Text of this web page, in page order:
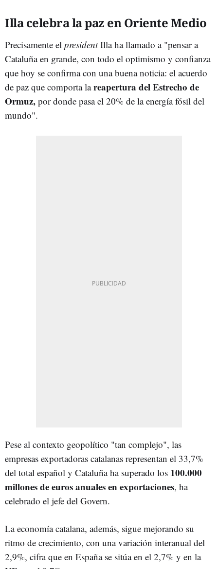
Illa celebra la paz en Oriente Medio
Precisamente el presidentIlla ha llamado a "pensar a
Cataluña en grande, con todo el optimismo y confianza
que hoy se confirma con una buena noticia: el acuerdo
de paz que comporta lareapertura del Estrecho de
Ormuz, por donde pasa el 20% de la energía fósil del
mundo".
Pese al contexto geopolítico "tan complejo", las
empresas exportadoras catalanas representan el 33,7%
del total español y Cataluña ha superado los 100.000
millones de euros anuales en exportaciones, ha
celebrado el jefe del Govern.
La economía catalana, además, sigue mejorando su
ritmo de crecimiento, con una variación interanual del
2,9%, cifra que en España se sitúa en el 2,7% y en la